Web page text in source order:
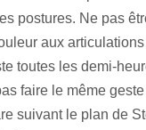
postures. Ne pas
aux
toutes les demi-
faire le même
suivant le plan de